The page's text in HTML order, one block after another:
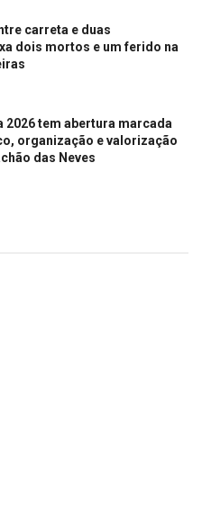
carreta e duas
dois mortos e um ferido na
2026 tem abertura marcada
organização e valorização
das Neves